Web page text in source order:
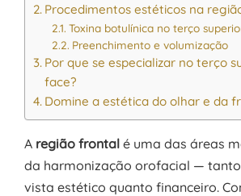
Procedimentos estéticos na
Toxina botulínica no terço
Preenchimento e volumização
Por que se especializar no terço
face?
Domine a estética do olhar e da
A região frontal é uma das áreas
da harmonização orofacial —
vista estético quanto financeiro.